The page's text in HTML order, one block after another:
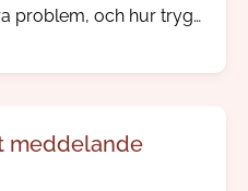
problem, och hur trygg
meddelande